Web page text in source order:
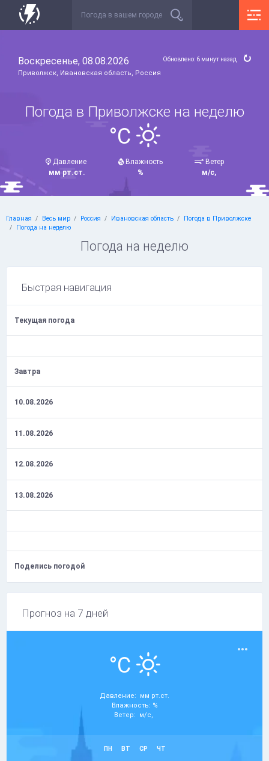
Воскресенье, 08.08.2026
Приволжск, Ивановская область, Россия
Обновлено: 6 минут назад
Погода в Приволжске на неделю
°C
Давление
мм рт.ст.
Влажность
%
Ветер
м/с,
Главная Весь мир Россия Ивановская область
Погода в Приволжске
Погода на неделю
Погода на неделю
Быстрая навигация
Текущая погода
Завтра
10.08.2026
11.08.2026
12.08.2026
13.08.2026
Поделись погодой
Прогноз на 7 дней
°C
Давление: мм рт.ст.
Влажность: %
Ветер: м/с,
ПН ВТ СР ЧТ